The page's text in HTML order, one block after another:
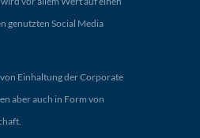
genutzten Social Media
Einhaltung der Corporate
aber auch in Form von